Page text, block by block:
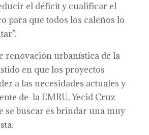
el déficit y cualificar el
para que todos los caleños lo
renovación urbanística de la
en que los proyectos
a las necesidades actuales y
de la EMRU, Yecid Cruz
se buscar es brindar una muy